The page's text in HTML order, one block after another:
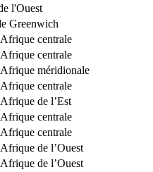
l'Ouest
Greenwich
centrale
centrale
méridionale
centrale
de l’Est
centrale
centrale
de l’Ouest
de l’Ouest